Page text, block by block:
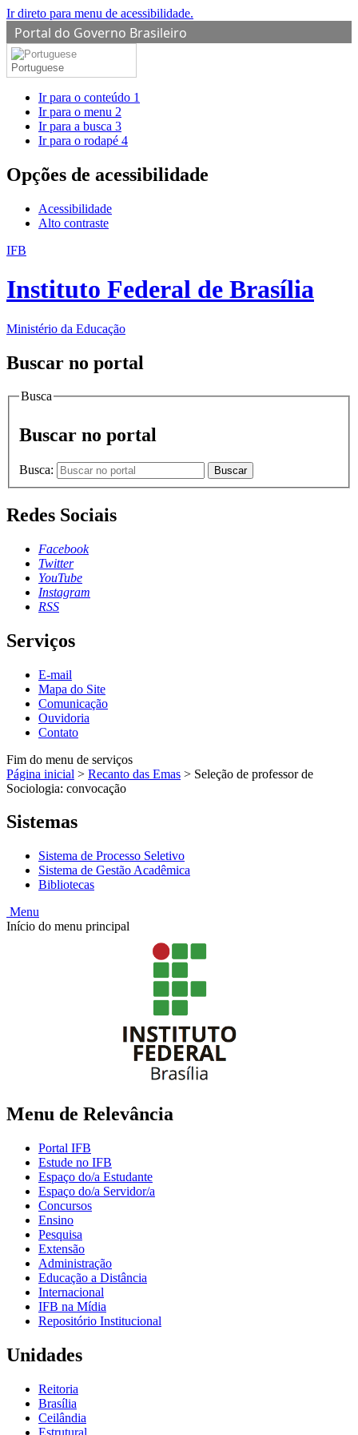
Ir direto para menu de acessibilidade.
Portal do Governo Brasileiro
Portuguese
Ir para o conteúdo 1
Ir para o menu 2
Ir para a busca 3
Ir para o rodapé 4
Opções de acessibilidade
Acessibilidade
Alto contraste
IFB
Instituto Federal de Brasília
Ministério da Educação
Buscar no portal
Busca
Buscar no portal
Busca: Buscar
Redes Sociais
Facebook
Twitter
YouTube
Instagram
RSS
Serviços
E-mail
Mapa do Site
Comunicação
Ouvidoria
Contato
Fim do menu de serviços
Página inicial > Recanto das Emas > Seleção de professor de
Sociologia: convocação
Sistemas
Sistema de Processo Seletivo
Sistema de Gestão Acadêmica
Bibliotecas
Menu
Início do menu principal
Menu de Relevância
Portal IFB
Estude no IFB
Espaço do/a Estudante
Espaço do/a Servidor/a
Concursos
Ensino
Pesquisa
Extensão
Administração
Educação a Distância
Internacional
IFB na Mídia
Repositório Institucional
Unidades
Reitoria
Brasília
Ceilândia
Estrutural